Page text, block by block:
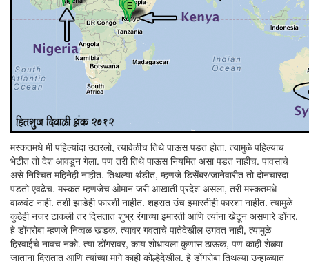
मस्कतमधे मी पहिल्यांदा उतरलो, त्यावेळीच तिथे पाऊस पडत होता. त्यामुळे पहिल्याच
भेटीत तो देश आवडून गेला. पण तरी तिथे पाऊस नियमित असा पडत नाहीच. पावसाचे
असे निश्चित महिनेही नाहीत. तिथल्या थंडीत, म्हणजे डिसेंबर/जानेवारीत तो दोनचारदा
पडतो एवढेच. मस्कत म्हणजेच ओमान जरी आखाती प्रदेश असला, तरी मस्कतमधे
वाळवंट नाही. तशी झाडेही फारशी नाहीत. शहरात उंच इमारतीही फारशा नाहीत. त्यामुळे
कुठेही नजर टाकली तर दिसतात शुभ्र रंगाच्या इमारती आणि त्यांना खेटून असणारे डोंगर.
हे डोंगरोबा म्हणजे निव्वळ खडक. त्यावर गवताचे पातेदेखील उगवत नाही, त्यामुळे
हिरवाईचे नावच नको. त्या डोंगरावर, काय शोधायला कुणास ठाऊक, पण काही शेळ्या
जाताना दिसतात आणि त्यांच्या मागे काही कोल्हेदेखील. हे डोंगरोबा तिथल्या उन्हाळ्यात